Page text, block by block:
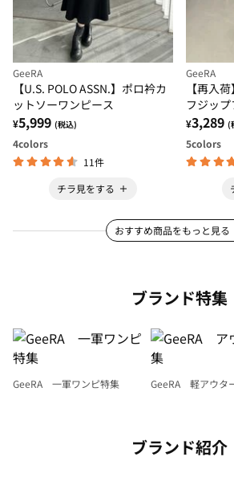
GeeRA
【U.S. POLO ASSN.】ポロ衿カ
ットソーワンピース
¥5,999 (税込)
4colors
11件
チラ見をする
GeeRA
【再入
フジッ
¥3,289 (
5colors
おすすめ商品をもっと見る
ブランド特集
GeeRA 一軍ワンピ特集 GeeRA 軽アウタ
ブランド紹介